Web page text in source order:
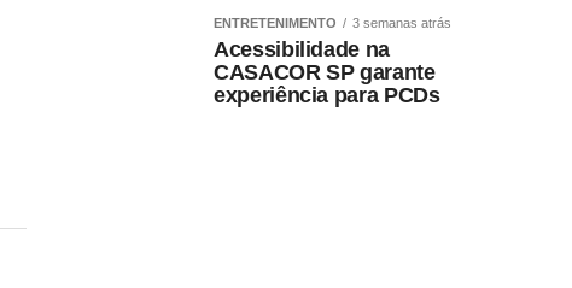
ENTRETENIMENTO 3 semanas atrás
Acessibilidade na
CASACOR SP garante
experiência para PCDs